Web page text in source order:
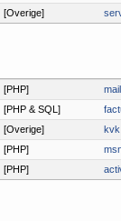
[Overige]
[PHP]
mail
[PHP & SQL]
[Overige]
kvk
[PHP]
[PHP]